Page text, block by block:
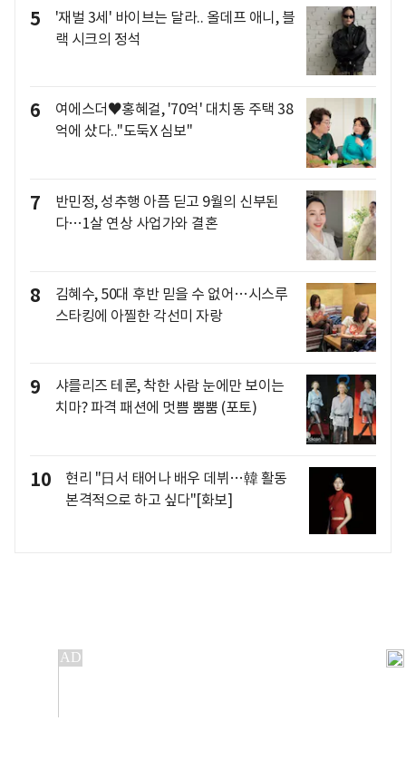
5
'재벌 3세' 바이브는 달라.. 올데프 애니, 블
랙 시크의 정석
6
여에스더♥홍혜걸, '70억' 대치동 주택 38
억에 샀다.."도둑X 심보"
7
반민정, 성추행 아픔 딛고 9월의 신부된
다…1살 연상 사업가와 결혼
8
김혜수, 50대 후반 믿을 수 없어…시스루
스타킹에 아찔한 각선미 자랑
9
샤를리즈 테론, 착한 사람 눈에만 보이는
치마? 파격 패션에 멋쁨 뿜뿜 (포토)
10
현리 "日서 태어나 배우 데뷔…韓 활동
본격적으로 하고 싶다"[화보]